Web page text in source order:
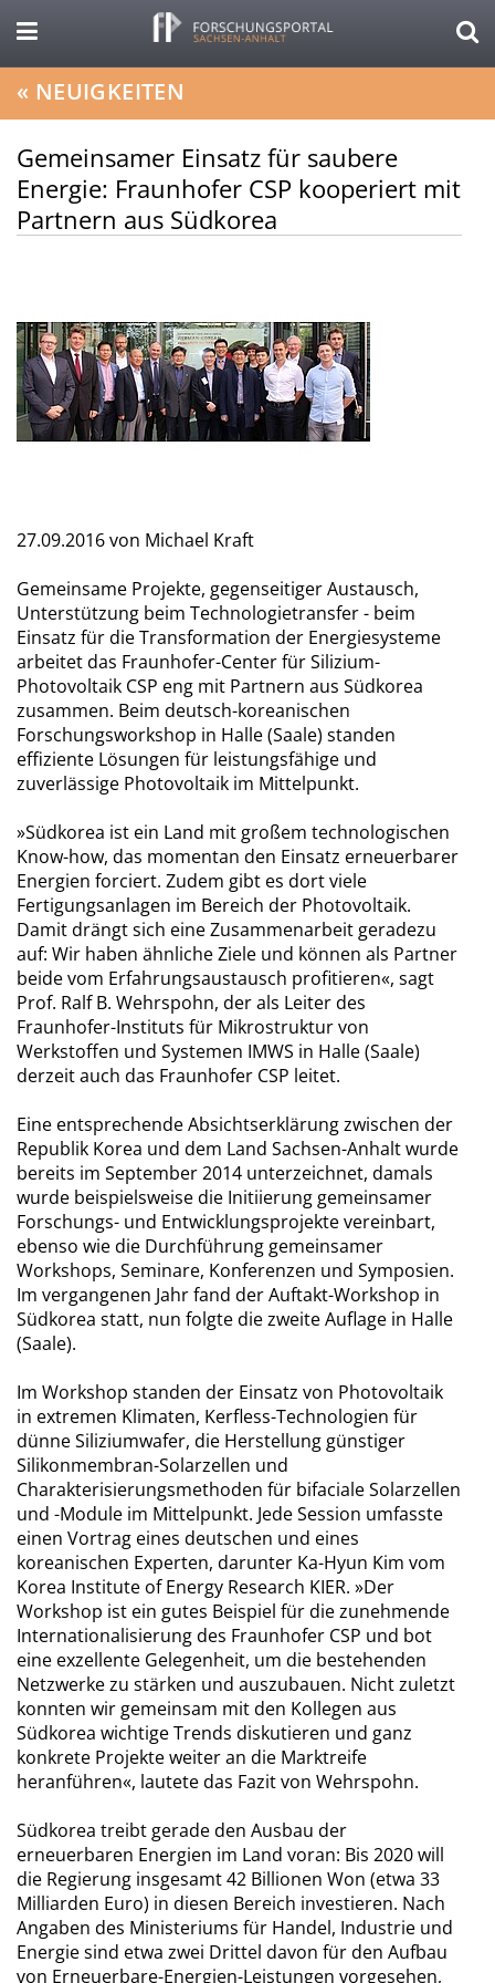
« NEUIGKEITEN
Gemeinsamer Einsatz für saubere
Energie: Fraunhofer CSP kooperiert mit
Partnern aus Südkorea
27.09.2016von Michael Kraft
Gemeinsame Projekte, gegenseitiger Austausch,
Unterstützung beim Technologietransfer - beim
Einsatz für die Transformation der Energiesysteme
arbeitet das Fraunhofer-Center für Silizium-
Photovoltaik CSP eng mit Partnern aus Südkorea
zusammen. Beim deutsch-koreanischen
Forschungsworkshop in Halle (Saale) standen
effiziente Lösungen für leistungsfähige und
zuverlässige Photovoltaik im Mittelpunkt.
»Südkorea ist ein Land mit großem technologischen
Know-how, das momentan den Einsatz erneuerbarer
Energien forciert. Zudem gibt es dort viele
Fertigungsanlagen im Bereich der Photovoltaik.
Damit drängt sich eine Zusammenarbeit geradezu
auf: Wir haben ähnliche Ziele und können als Partner
beide vom Erfahrungsaustausch profitieren«, sagt
Prof. Ralf B. Wehrspohn, der als Leiter des
Fraunhofer-Instituts für Mikrostruktur von
Werkstoffen und Systemen IMWS in Halle (Saale)
derzeit auch das Fraunhofer CSP leitet.
Eine entsprechende Absichtserklärung zwischen der
Republik Korea und dem Land Sachsen-Anhalt wurde
bereits im September 2014 unterzeichnet, damals
wurde beispielsweise die Initiierung gemeinsamer
Forschungs- und Entwicklungsprojekte vereinbart,
ebenso wie die Durchführung gemeinsamer
Workshops, Seminare, Konferenzen und Symposien.
Im vergangenen Jahr fand der Auftakt-Workshop in
Südkorea statt, nun folgte die zweite Auflage in Halle
(Saale).
Im Workshop standen der Einsatz von Photovoltaik
in extremen Klimaten, Kerfless-Technologien für
dünne Siliziumwafer, die Herstellung günstiger
Silikonmembran-Solarzellen und
Charakterisierungsmethoden für bifaciale Solarzellen
und -Module im Mittelpunkt. Jede Session umfasste
einen Vortrag eines deutschen und eines
koreanischen Experten, darunter Ka-Hyun Kim vom
Korea Institute of Energy Research KIER. »Der
Workshop ist ein gutes Beispiel für die zunehmende
Internationalisierung des Fraunhofer CSP und bot
eine exzellente Gelegenheit, um die bestehenden
Netzwerke zu stärken und auszubauen. Nicht zuletzt
konnten wir gemeinsam mit den Kollegen aus
Südkorea wichtige Trends diskutieren und ganz
konkrete Projekte weiter an die Marktreife
heranführen«, lautete das Fazit von Wehrspohn.
Südkorea treibt gerade den Ausbau der
erneuerbaren Energien im Land voran: Bis 2020 will
die Regierung insgesamt 42 Billionen Won (etwa 33
Milliarden Euro) in diesen Bereich investieren. Nach
Angaben des Ministeriums für Handel, Industrie und
Energie sind etwa zwei Drittel davon für den Aufbau
von Erneuerbare-Energien-Leistungen vorgesehen,